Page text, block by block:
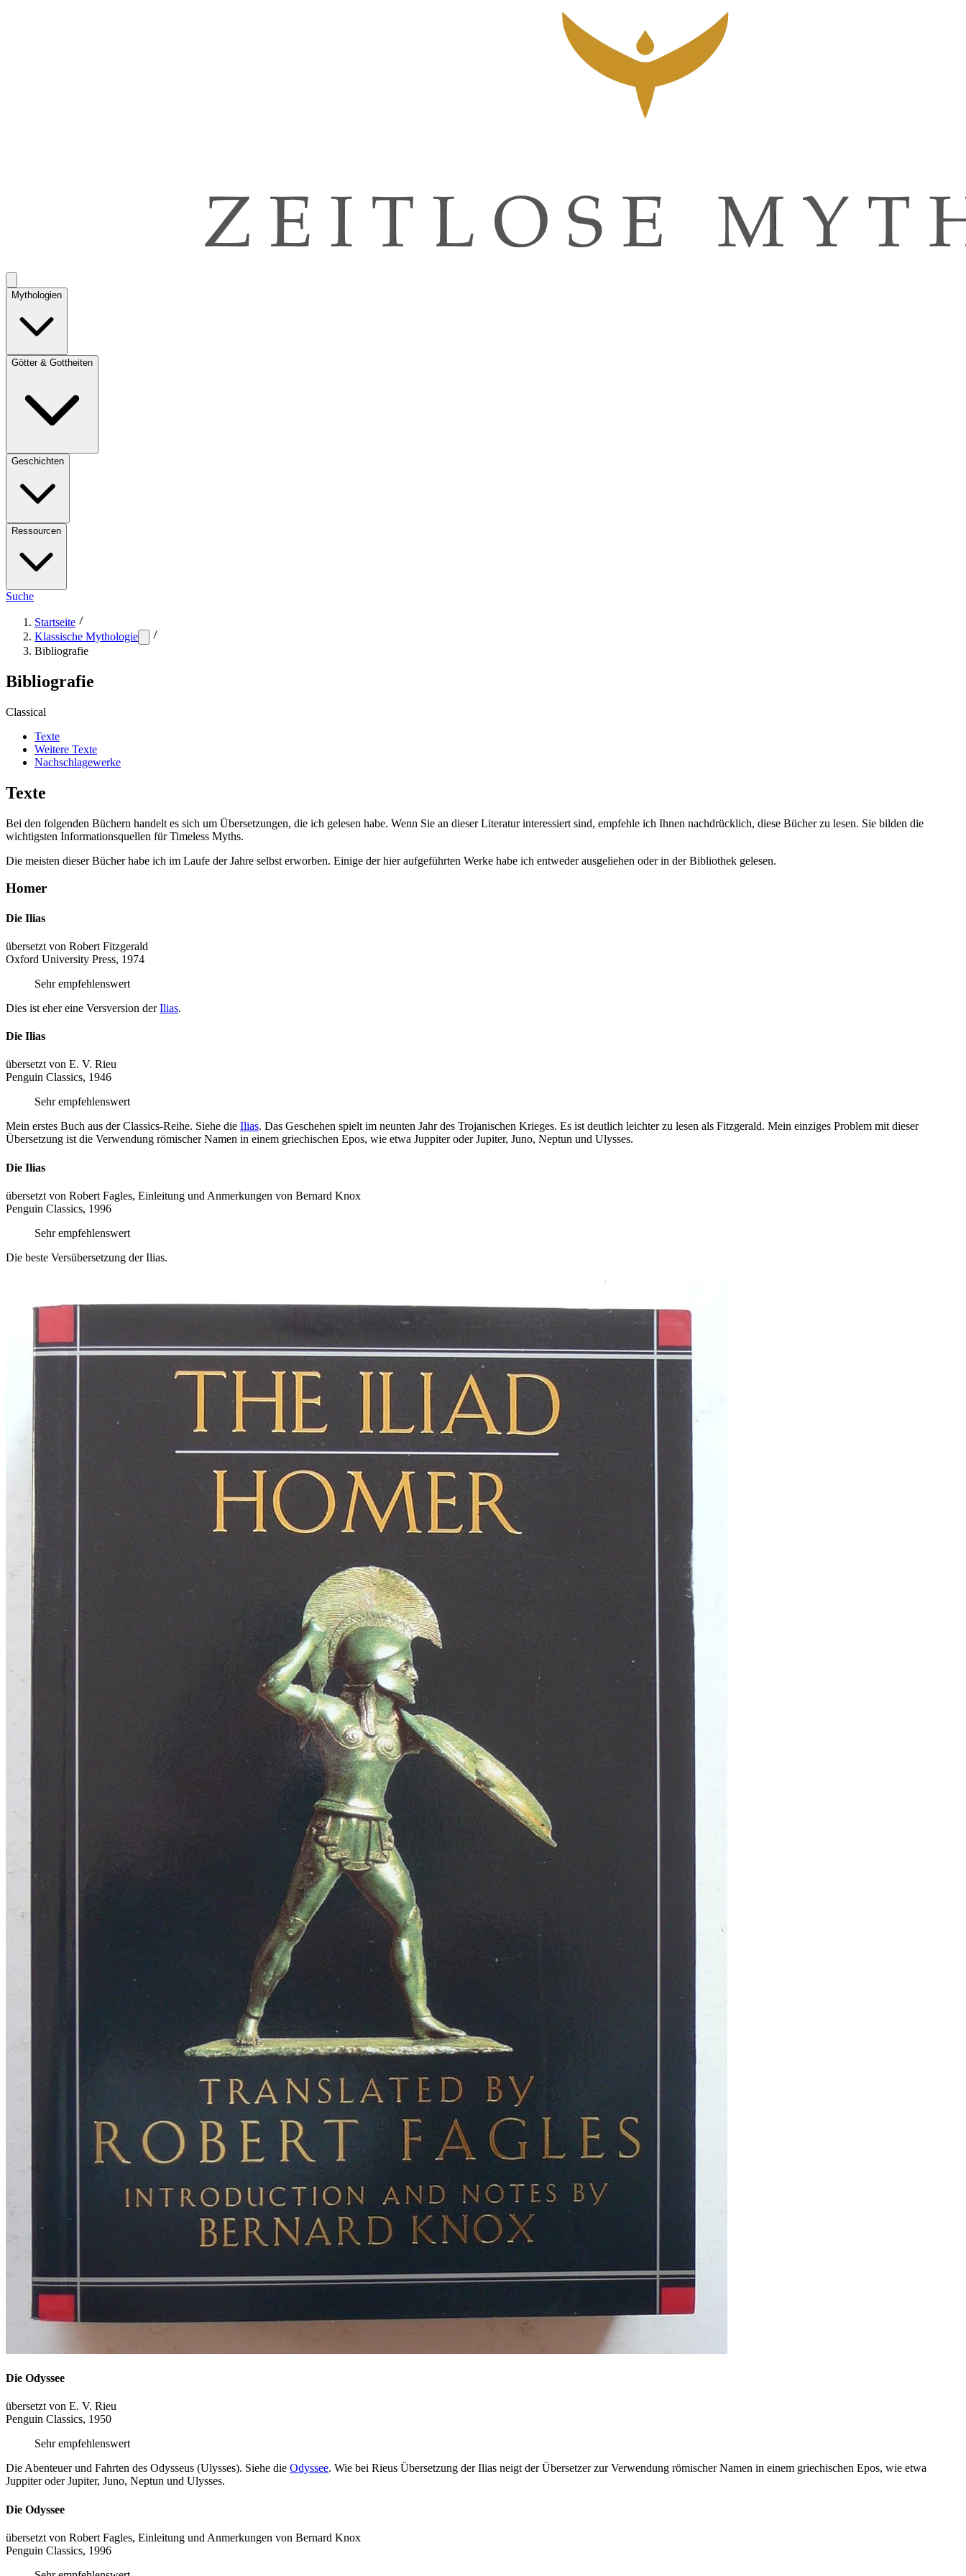
Mythologien
Götter & Gottheiten
Geschichten
Ressourcen
Suche
Startseite
Klassische Mythologie
Bibliografie
Bibliografie
Classical
Texte
Weitere Texte
Nachschlagewerke
Texte
Bei den folgenden Büchern handelt es sich um Übersetzungen, die ich gelesen habe. Wenn Sie an dieser Literatur interessiert sind, empfehle ich Ihnen nachdrücklich, diese Bücher zu lesen. Sie bilden die
wichtigsten Informationsquellen für Timeless Myths.
Die meisten dieser Bücher habe ich im Laufe der Jahre selbst erworben. Einige der hier aufgeführten Werke habe ich entweder ausgeliehen oder in der Bibliothek gelesen.
Homer
Die Ilias
übersetzt von Robert Fitzgerald
Oxford University Press, 1974
Sehr empfehlenswert
Dies ist eher eine Versversion derIlias.
Die Ilias
übersetzt von E. V. Rieu
Penguin Classics, 1946
Sehr empfehlenswert
Mein erstes Buch aus der Classics-Reihe. Siehe die Ilias. Das Geschehen spielt im neunten Jahr des Trojanischen Krieges. Es ist deutlich leichter zu lesen als Fitzgerald. Mein einziges Problem mit dieser
Übersetzung ist die Verwendung römischer Namen in einem griechischen Epos, wie etwa Juppiter oder Jupiter, Juno, Neptun und Ulysses.
Die Ilias
übersetzt von Robert Fagles, Einleitung und Anmerkungen von Bernard Knox
Penguin Classics, 1996
Sehr empfehlenswert
Die beste Versübersetzung der Ilias.
Die Odyssee
übersetzt von E. V. Rieu
Penguin Classics, 1950
Sehr empfehlenswert
Die Abenteuer und Fahrten des Odysseus (Ulysses). Siehe die Odyssee. Wie bei Rieus Übersetzung der Ilias neigt der Übersetzer zur Verwendung römischer Namen in einem griechischen Epos, wie etwa
Juppiter oder Jupiter, Juno, Neptun und Ulysses.
Die Odyssee
übersetzt von Robert Fagles, Einleitung und Anmerkungen von Bernard Knox
Penguin Classics, 1996